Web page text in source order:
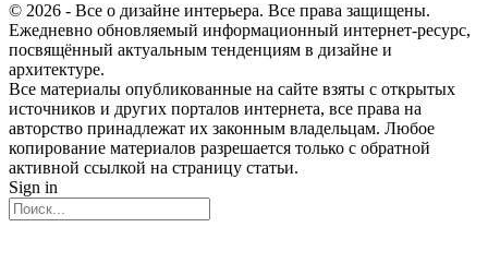
© 2026 - Все о дизайне интерьера. Все права защищены.
Ежедневно обновляемый информационный интернет-ресурс,
посвящённый актуальным тенденциям в дизайне и
архитектуре.
Все материалы опубликованные на сайте взяты с открытых
источников и других порталов интернета, все права на
авторство принадлежат их законным владельцам. Любое
копирование материалов разрешается только с обратной
активной ссылкой на страницу статьи.
Sign in